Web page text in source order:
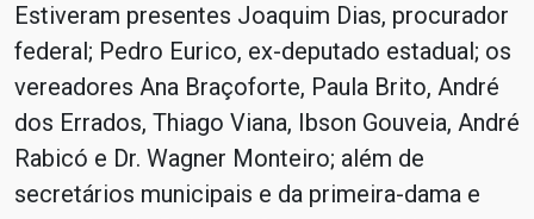
Estiveram presentes Joaquim Dias, procurador
federal; Pedro Eurico, ex-deputado estadual; os
vereadores Ana Braçoforte, Paula Brito, André
dos Errados, Thiago Viana, Ibson Gouveia, André
Rabicó e Dr. Wagner Monteiro; além de
secretários municipais e da primeira-dama e